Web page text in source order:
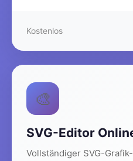
Kostenlos
🎨
SVG-Editor
Vollständiger SVG-